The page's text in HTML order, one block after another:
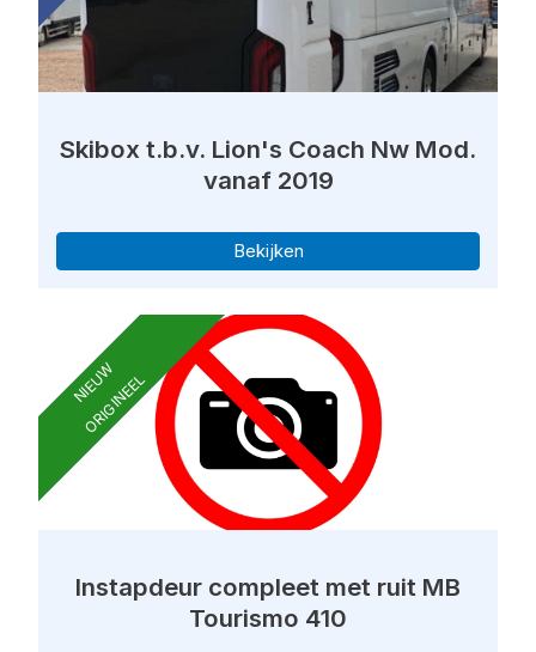
Skibox t.b.v. Lion's Coach Nw Mod.
vanaf 2019
Bekijken
NIEUW
ORIGINEEL
Instapdeur compleet met ruit MB
Tourismo 410